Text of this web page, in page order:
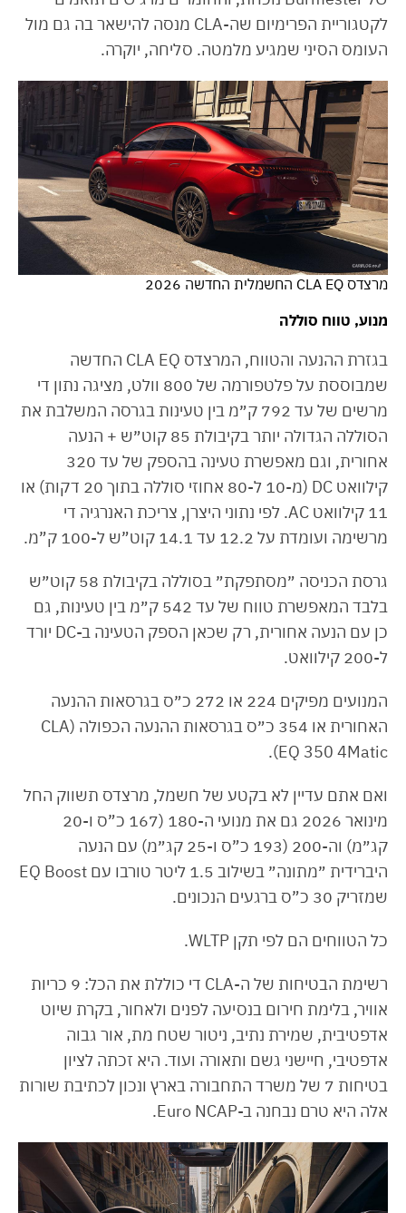
לקטגוריית הפרימיום שה-CLA מנסה להישאר בה גם מול
העומס הסיני שמגיע מלמטה. סליחה, יוקרה.
מרצדס CLA EQ החשמלית החדשה 2026
מנוע, טווח סוללה
בגזרת ההנעה והטווח, המרצדס CLA EQ החדשה
שמבוססת על פלטפורמה של 800 וולט, מציגה נתון די
מרשים של עד 792 ק״מ בין טעינות בגרסה המשלבת את
הסוללה הגדולה יותר בקיבולת 85 קוט״ש + הנעה
אחורית, וגם מאפשרת טעינה בהספק של עד 320
קילוואט DC (מ-10 ל-80 אחוזי סוללה בתוך 20 דקות) או
11 קילוואט AC. לפי נתוני היצרן, צריכת האנרגיה די
מרשימה ועומדת על 12.2 עד 14.1 קוט”ש ל-100 ק”מ.
גרסת הכניסה ״מסתפקת״ בסוללה בקיבולת 58 קוט״ש
בלבד המאפשרת טווח של עד 542 ק״מ בין טעינות, גם
כן עם הנעה אחורית, רק שכאן הספק הטעינה ב-DC יורד
ל-200 קילוואט.
המנועים מפיקים 224 או 272 כ״ס בגרסאות ההנעה
האחורית או 354 כ״ס בגרסאות ההנעה הכפולה (CLA
EQ 350 4Matic).
ואם אתם עדיין לא בקטע של חשמל, מרצדס תשווק החל
מינואר 2026 גם את מנועי ה-180 (167 כ”ס ו-20
קג״מ) וה-200 (193 כ”ס ו-25 קג״מ) עם הנעה
היברידית ״מתונה״ בשילוב 1.5 ליטר טורבו עם EQ Boost
שמזריק 30 כ”ס ברגעים הנכונים.
כל הטווחים הם לפי תקן WLTP.
רשימת הבטיחות של ה-CLA די כוללת את הכל: 9 כריות
אוויר, בלימת חירום בנסיעה לפנים ולאחור, בקרת שיוט
אדפטיבית, שמירת נתיב, ניטור שטח מת, אור גבוה
אדפטיבי, חיישני גשם ותאורה ועוד. היא זכתה לציון
בטיחות 7 של משרד התחבורה בארץ ונכון לכתיבת שורות
אלה היא טרם נבחנה ב-Euro NCAP.